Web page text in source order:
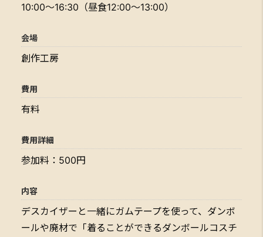
10:00～16:30（昼食12:00～13:00）
会場
創作工房
費用
有料
費用詳細
参加料：500円
内容
デスカイザーと一緒にガムテープを使って、ダンボ
ールや廃材で「着ることができるダンボールコスチ